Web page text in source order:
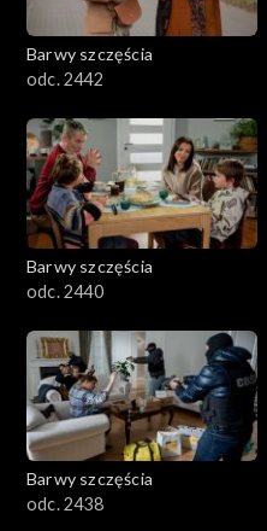
Barwy szczęścia
odc. 2442
Barwy szczęścia
odc. 2440
Barwy szczęścia
odc. 2438